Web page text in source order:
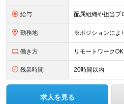
給与
勤務地
働き方 リモートワークOK
残業時間 20時間以内
求人を見る